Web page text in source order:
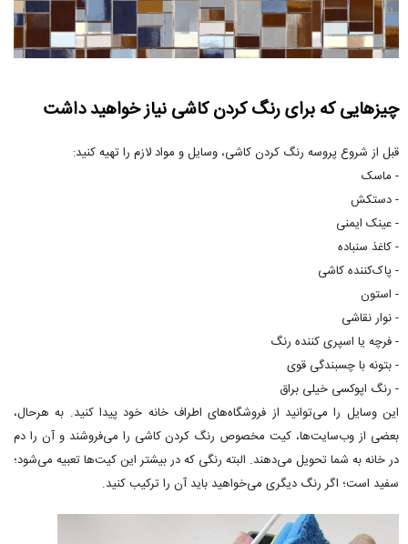
چیزهایی که برای رنگ کردن کاشی نیاز خواهید داشت
قبل از شروع پروسه رنگ کردن کاشی، وسایل و مواد لازم را تهیه کنید:
- ماسک
- دستکش
- عینک ایمنی
- کاغذ سنباده
- پاک‌کننده کاشی
- استون
- نوار نقاشی
- فرچه یا اسپری کننده رنگ
- بتونه با چسبندگی قوی
- رنگ اپوکسی خیلی براق
این وسایل را می‌توانید از فروشگاه‌های اطراف خانه خود پیدا کنید. به هرحال،
بعضی از وب‌سایت‌ها، کیت مخصوص رنگ کردن کاشی‌ را می‌فروشند و آن را دم
در خانه به شما تحویل می‌دهند. البته رنگی که در بیشتر این کیت‌ها تعبیه می‌شود؛
سفید است؛ اگر رنگ دیگری می‌خواهید باید آن را ترکیب کنید.